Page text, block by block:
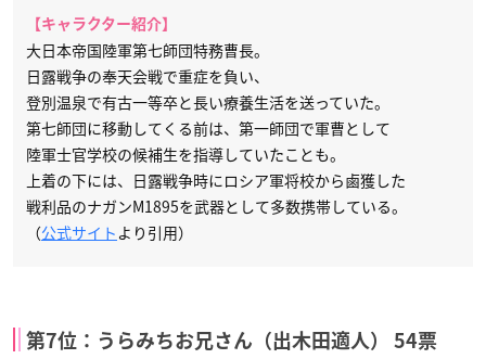
【キャラクター紹介】
大日本帝国陸軍第七師団特務曹長。
日露戦争の奉天会戦で重症を負い、
登別温泉で有古一等卒と長い療養生活を送っていた。
第七師団に移動してくる前は、第一師団で軍曹として
陸軍士官学校の候補生を指導していたことも。
上着の下には、日露戦争時にロシア軍将校から鹵獲した
戦利品のナガンM1895を武器として多数携帯している。
（公式サイト より引用）
第7位：うらみちお兄さん（出木田適人） 54票